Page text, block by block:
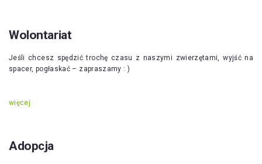
Wolontariat
Jeśli chcesz spędzić trochę czasu z naszymi zwierzętami, wyjść na
spacer, pogłaskać – zapraszamy : )
więcej
Adopcja